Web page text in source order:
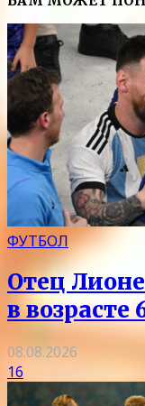
ФУТБОЛ
Отец
в
08.08.2026
16